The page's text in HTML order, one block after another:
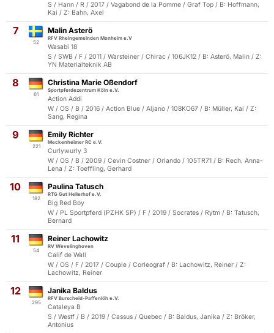
S / Hann / R / 2017 / Vagabond de la Pomme / Graf Top / B: Hoffmann,
Kai / Z: Bahn, Axel
7
52
Malin Asterö
RFV Rheingemeinden Monheim e.V
Wasabi 18
S / SWB / F / 2011 / Warsteiner / Chirac / 106JK12 / B: Asterö, Malin / Z:
YN Materialteknik AB
8
61
Christina Marie Oßendorf
Sportpferdezentrum Köln e.V.
Action Addi
W / OS / B / 2016 / Action Blue / Aljano / 108KO67 / B: Müller, Kai / Z:
Sang, Regina
9
221
Emily Richter
Meckenheimer RC e.V.
Curlywurly 3
W / OS / B / 2009 / Cevin Costner / Orlando / 105TR71 / B: Rech, Anna-
Lena / Z: Toeffling, Gerhard
10
182
Paulina Tatusch
RTG Gut Hellerhof e.V.
Big Red Boy
W / PL Sportpferd (PZHK SP) / F / 2019 / Socrates / Rytm / B: Tatusch,
Bernard
11
54
Reiner Lachowitz
RV Wevelinghoven
Calif de Wall
W / OS / F / 2017 / Coupie / Corleograf / B: Lachowitz, Reiner / Z:
Lachowitz, Reiner
12
295
Janika Baldus
RFV Burscheid-Paffenlöh e.V.
Cataleya B
S / Westf / B / 2019 / Cassus / Quebec / B: Baldus, Janika / Z: Bröker,
Antonius